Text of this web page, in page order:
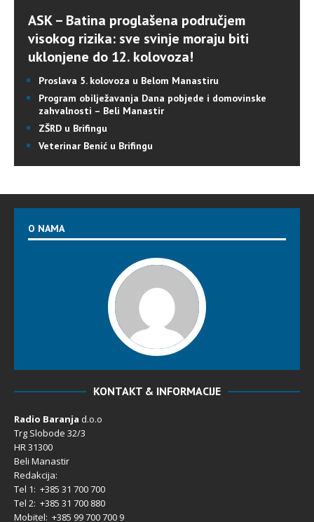
ASK – Batina proglašena područjem
visokog rizika: sve svinje moraju biti
uklonjene do 12. kolovoza!
Proslava 5. kolovoza u Belom Manastiru
Program obilježavanja Dana pobjede i domovinske
zahvalnosti – Beli Manastir
ZŠRD u Brifingu
Veterinar Benić u Brifingu
O NAMA
KONTAKT & INFORMACIJE
Radio Baranja d.o.o
Trg Slobode 32/3
HR 31300
Beli Manastir
Redakcija:
Tel 1: +385 31 700 700
Tel 2: +385 31 700 880
Mobitel: +385 99 700 700 9